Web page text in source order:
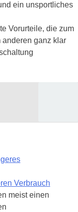
ein unsportliches
Vorurteile, die zum
ganz klar
Verbrauch
meist einen